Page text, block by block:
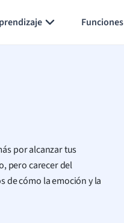
Funciones
por alcanzar tus
pero carecer del
de cómo la emoción y la